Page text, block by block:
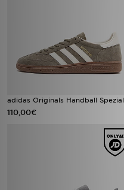
adidas Originals Handball Spezial
110,00€